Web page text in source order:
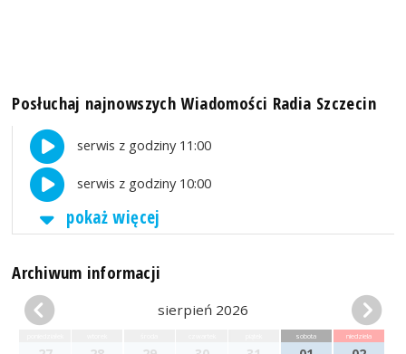
Posłuchaj najnowszych Wiadomości Radia Szczecin
serwis z godziny 11:00
serwis z godziny 10:00
pokaż więcej
Archiwum informacji
sierpień 2026
sobota niedziela